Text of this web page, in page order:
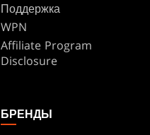
Поддержка
WPN
Affiliate Program
Disclosure
БРЕНДЫ